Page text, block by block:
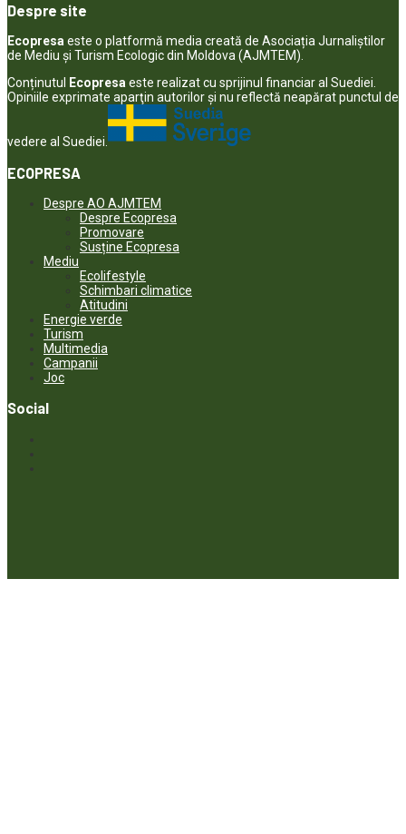
Despre site
Ecopresa este o platformă media creată de Asociația Jurnaliștilor
de Mediu și Turism Ecologic din Moldova (AJMTEM).
Conținutul
Ecopresa este realizat cu sprijinul financiar al Suediei.
Opiniile exprimate aparţin autorilor şi nu reflectă neapărat punctul de
vedere al Suediei.
ECOPRESA
Despre AO AJMTEM
Despre Ecopresa
Promovare
Susține Ecopresa
Mediu
Ecolifestyle
Schimbari climatice
Atitudini
Energie verde
Turism
Multimedia
Campanii
Joc
Social